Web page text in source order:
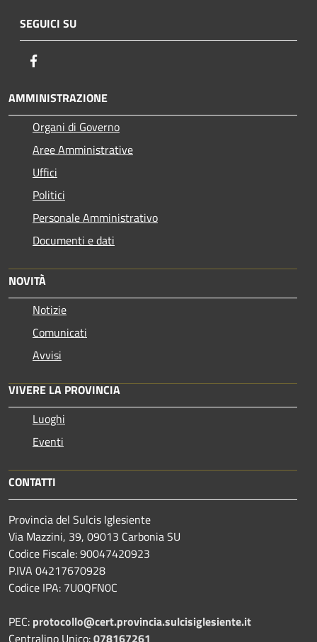
SEGUICI SU
AMMINISTRAZIONE
Organi di Governo
Aree Amministrative
Uffici
Politici
Personale Amministrativo
Documenti e dati
NOVITÀ
Notizie
Comunicati
Avvisi
VIVERE LA PROVINCIA
Luoghi
Eventi
CONTATTI
Provincia del Sulcis Iglesiente
Via Mazzini, 39, 09013 Carbonia SU
Codice Fiscale: 90047420923
P.IVA 04217670928
Codice IPA: 7U0QFN0C
PEC: protocollo@cert.provincia.sulcisiglesiente.it